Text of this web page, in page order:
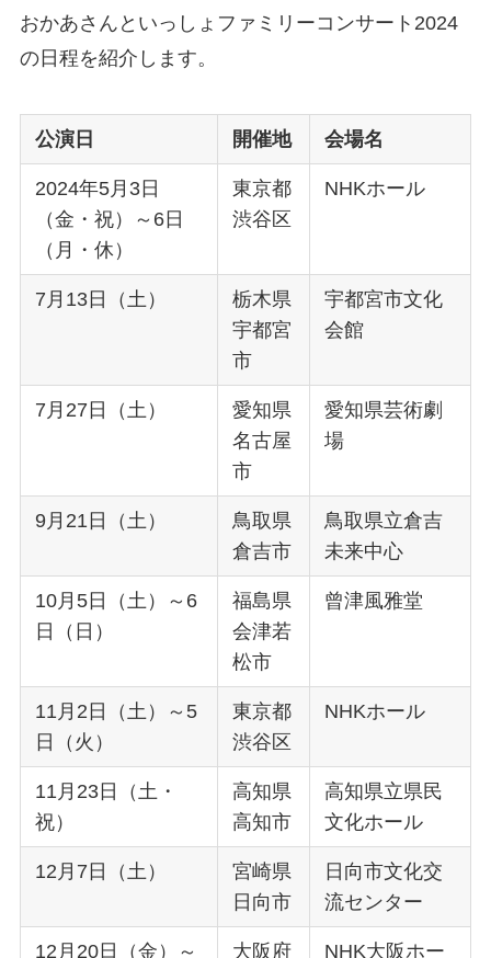
おかあさんといっしょファミリーコンサート2024
の日程を紹介します。
公演日 開催地 会場名
2024年5月3日
（金・祝）～6日
（月・休）
東京都
渋谷区
NHKホール
7月13日（土）
栃木県
宇都宮
市
宇都宮市文化
会館
7月27日（土）
愛知県
名古屋
市
愛知県芸術劇
場
9月21日（土）
鳥取県
倉吉市
鳥取県立倉吉
未来中心
10月5日（土）～6
日（日）
福島県
会津若
松市
曾津風雅堂
11月2日（土）～5
日（火）
東京都
渋谷区
NHKホール
11月23日（土・
祝）
高知県
高知市
高知県立県民
文化ホール
12月7日（土）
宮崎県
日向市
日向市文化交
流センター
12月20日（金）～ 大阪府 NHK大阪ホー